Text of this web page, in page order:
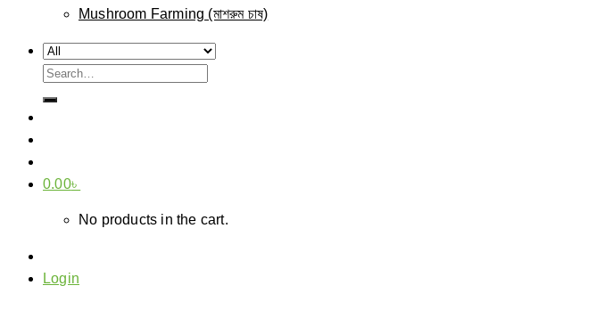
Mushroom Farming (মাশরুম চাষ)
Search
for:
0.00৳
No products in the cart.
Login